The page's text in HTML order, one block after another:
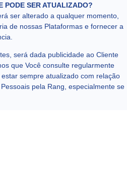
PODE SER ATUALIZADO?
ser alterado a qualquer momento,
de nossas Plataformas e fornecer a
será dada publicidade ao Cliente
que Você consulte regularmente
sempre atualizado com relação
pela Rang, especialmente se